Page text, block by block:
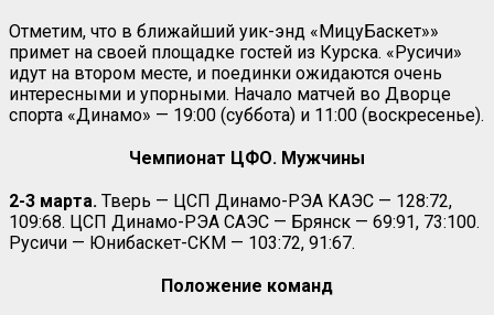
Отметим, что в ближайший уик-энд «МицуБаскет»»
примет на своей площадке гостей из Курска. «Русичи»
идут на втором месте, и поединки ожидаются очень
интересными и упорными. Начало матчей во Дворце
спорта «Динамо» — 19:00 (суббота) и 11:00 (воскресенье).
Чемпионат ЦФО. Мужчины
2-3 марта. Тверь — ЦСП Динамо-РЭА КАЭС — 128:72,
109:68. ЦСП Динамо-РЭА САЭС — Брянск — 69:91, 73:100.
Русичи — Юнибаскет-СКМ — 103:72, 91:67.
Положение команд